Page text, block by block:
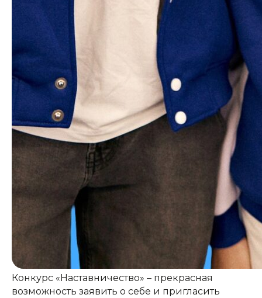
Конкурс «Наставничество» – прекрасная
возможность заявить о себе и пригласить